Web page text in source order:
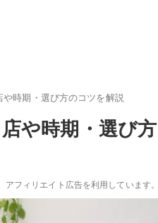
時期・選び方のコツを解説
や時期・選び方
アフィリエイト広告を利用しています。